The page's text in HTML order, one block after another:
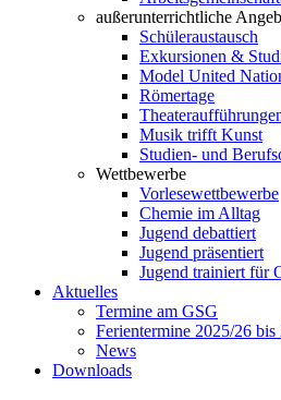
außerunterrichtliche
Schüleraustausch
Exkursionen &
Model United
Römertage
Musik trifft Kunst
Studien- und
Wettbewerbe
Vorlesewettbewerbe
Chemie im Alltag
Jugend debattiert
Jugend präsentiert
Jugend trainiert für
Aktuelles
Termine am GSG
Ferientermine 2025/26 bis
News
Downloads